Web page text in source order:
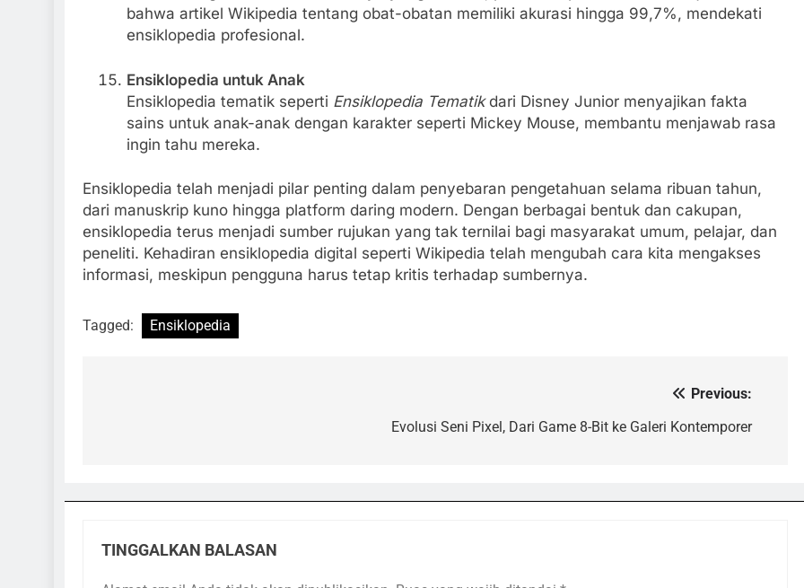
bahwa artikel Wikipedia tentang obat-obatan memiliki akurasi hingga 99,7%, mendekati
ensiklopedia profesional.
Ensiklopedia untuk Anak
Ensiklopedia tematik seperti Ensiklopedia Tematikdari Disney Junior menyajikan fakta
sains untuk anak-anak dengan karakter seperti Mickey Mouse, membantu menjawab rasa
ingin tahu mereka.
Ensiklopedia telah menjadi pilar penting dalam penyebaran pengetahuan selama ribuan tahun,
dari manuskrip kuno hingga platform daring modern. Dengan berbagai bentuk dan cakupan,
ensiklopedia terus menjadi sumber rujukan yang tak ternilai bagi masyarakat umum, pelajar, dan
peneliti. Kehadiran ensiklopedia digital seperti Wikipedia telah mengubah cara kita mengakses
informasi, meskipun pengguna harus tetap kritis terhadap sumbernya.
Tagged: Ensiklopedia
Previous:
Evolusi Seni Pixel, Dari Game 8-Bit ke Galeri Kontemporer
TINGGALKAN BALASAN